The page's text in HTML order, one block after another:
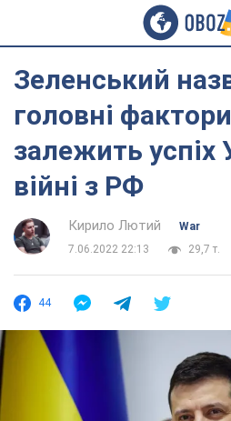
Зеленський
головні
залежить успіх
війні з РФ
Кирило Лютий
War
7.06.2022 22:13
29,7 т.
44